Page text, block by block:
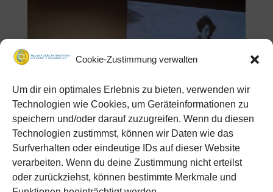
Cookie-Zustimmung verwalten
Um dir ein optimales Erlebnis zu bieten, verwenden wir
Technologien wie Cookies, um Geräteinformationen zu
speichern und/oder darauf zuzugreifen. Wenn du diesen
Technologien zustimmst, können wir Daten wie das
Surfverhalten oder eindeutige IDs auf dieser Website
verarbeiten. Wenn du deine Zustimmung nicht erteilst
oder zurückziehst, können bestimmte Merkmale und